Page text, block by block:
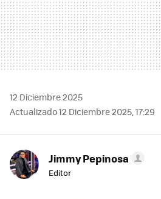
12 Diciembre 2025
Actualizado 12 Diciembre 2025, 17:29
Jimmy Pepinosa
Editor